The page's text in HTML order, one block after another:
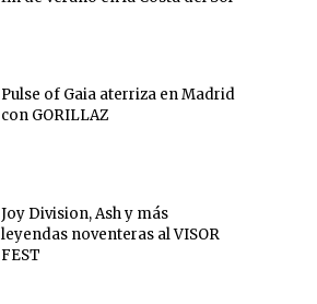
Pulse of Gaia aterriza en Madrid
con GORILLAZ
Joy Division, Ash y más
leyendas noventeras al VISOR
FEST